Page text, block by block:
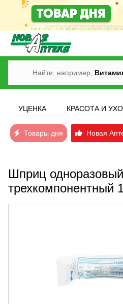
Найти, например,
УЦЕНКА КРАСОТА И
Товары дня Новая
Шприц одноразовый
трехкомпонентный